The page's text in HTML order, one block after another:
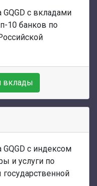
с вкладами
10 банков по
вклады
с индексом
и услуги по